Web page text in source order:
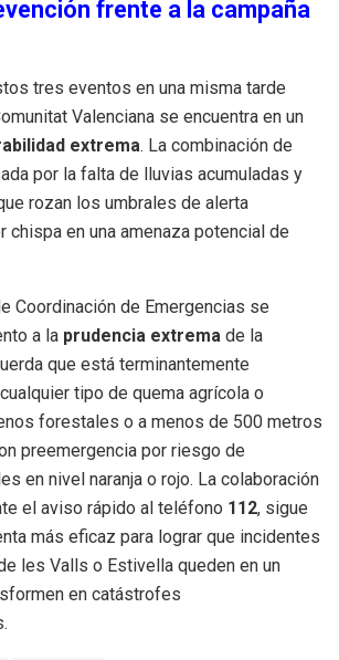
frente a la campaña
tres eventos en una misma tarde
Valenciana se encuentra en un
extrema. La combinación de
por la falta de lluvias acumuladas y
rozan los umbrales de alerta
chispa en una amenaza potencial de
Coordinación de Emergencias se
a la prudencia extrema de la
que está terminantemente
tipo de quema agrícola o
forestales o a menos de 500 metros
preemergencia por riesgo de
en nivel naranja o rojo. La colaboración
el aviso rápido al teléfono 112, sigue
más eficaz para lograr que incidentes
les Valls o Estivella queden en un
en catástrofes